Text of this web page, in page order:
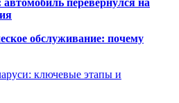
обслуживание: почему
ключевые этапы и